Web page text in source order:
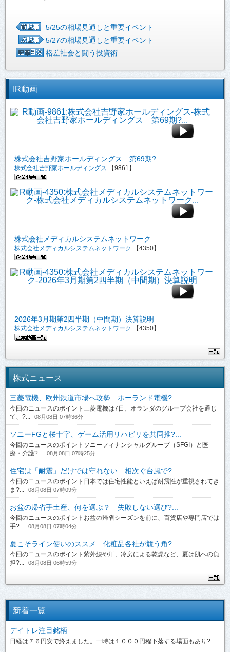
5/25の相場見通しと重要イベント
5/27の相場見通しと重要イベント
格差社会と闘う投資術
IR動画
株式会社吉野家ホールディングス 第69期?...
株式会社吉野家ホールディングス 【9861】
株式会社メディカルシステムネットワーク...
株式会社メディカルシステムネットワーク 【4350】
2026年3月期第2四半期（中間期）決算説明
株式会社メディカルシステムネットワーク 【4350】
株式ニュース
三菱電機、欧州鉄道市場へ攻勢 ポーランド電機?...
今回のニュースのポイント三菱電機は7日、オランダのグループ会社を通じ
て、?...
08月08日 07時36分
ソニーFGと桜十字、ゲーム活用リハビリを共同推?...
今回のニュースのポイントソニーフィナンシャルグループ（SFGI）と医
療・介護?...
08月08日 07時25分
住宅は「耐震」だけでは守れない 相次ぐ台風で?...
今回のニュースのポイント日本では住宅性能といえば耐震性が重視されてき
ま?...
08月08日 07時09分
お盆の帰省手土産、何を選ぶ？ 失敗しない選び?...
今回のニュースのポイントお盆の帰省シーズンを前に、百貨店や専門店では
手?...
08月08日 07時04分
夏こそライン使いのススメ 化粧品各社が競う角?...
今回のニュースのポイント紫外線や汗、冷房による乾燥など、夏は肌への負
担?...
08月08日 06時59分
新着一覧
デイトレ注目銘柄
日経は７６円安で終えました。一時は１０００円程下落する場面もあり?...